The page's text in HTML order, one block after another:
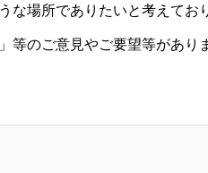
な場所でありたいと考えてお
等のご意見やご要望等があり